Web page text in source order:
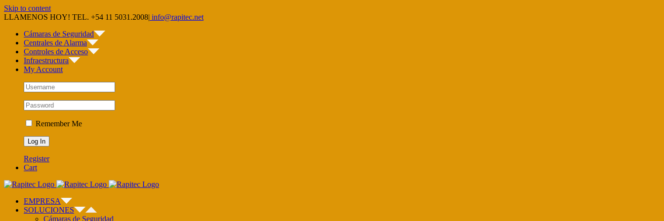
Skip to content
LLAMENOS HOY! TEL. +54 11 5031.2008| info@rapitec.net
Cámaras de Seguridad
Centrales de Alarma
Controles de Acceso
Infraestructura
My Account
Remember Me
Register
Cart
EMPRESA
SOLUCIONES
Cámaras de Seguridad